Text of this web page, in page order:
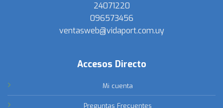
24071220
096573456
ventasweb@vidaport.com.uy
Accesos Directo
Mi cuenta
Preguntas Frecuentes